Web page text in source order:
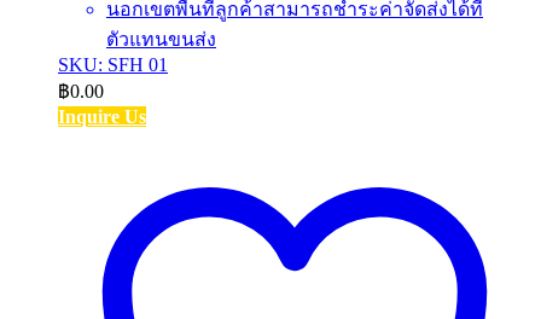
นอกเขตพื้นที่ลูกค้าสามารถชำระค่าจัดส่งได้ที่
ตัวแทนขนส่ง
SKU: SFH 01
฿0.00
Inquire Us